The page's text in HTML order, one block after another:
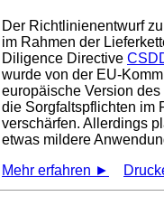
Der Richtlinienentwurf
im Rahmen der
Diligence Directive
wurde von der EU-
europäische Version des
die Sorgfaltspflichten im
verschärfen. Allerdings
etwas mildere
Mehr erfahren ►